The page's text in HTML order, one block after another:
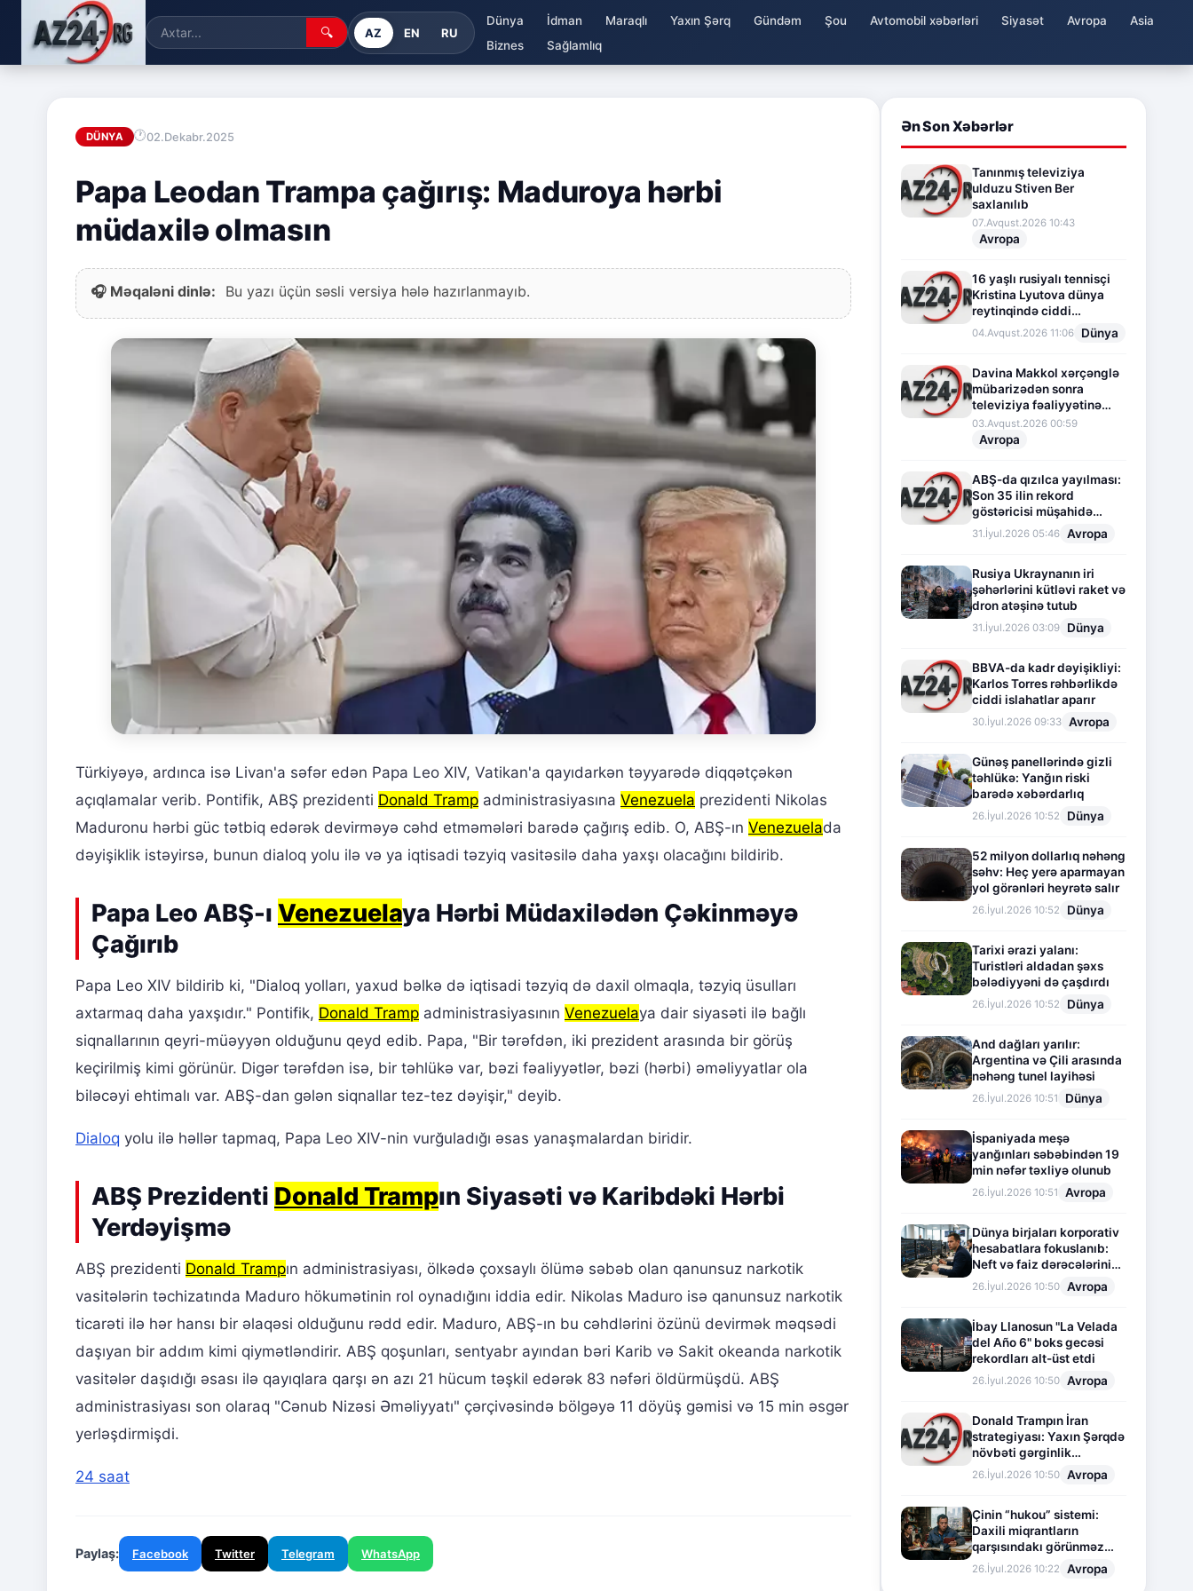
🔍 AZ EN RU
Dünya İdman Maraqlı Yaxın Şərq Gündəm Şou Avtomobil xəbərləri Siyasət Avropa
Asia
Biznes
Sağlamlıq
DÜNYA 02.Dekabr.2025
Papa Leodan Trampa çağırış: Maduroya hərbi
müdaxilə olmasın
🎧 Məqaləni dinlə: Bu yazı üçün səsli versiya hələ hazırlanmayıb.
Türkiyəyə, ardınca isə Livan'a səfər edən Papa Leo XIV, Vatikan'a qayıdarkən təyyarədə diqqətçəkən
açıqlamalar verib. Pontifik, ABŞ prezidenti Donald Tramp administrasiyasına Venezuela prezidenti Nikolas
Maduronu hərbi güc tətbiq edərək devirməyə cəhd etməmələri barədə çağırış edib. O, ABŞ-ın Venezuelada
dəyişiklik istəyirsə, bunun dialoq yolu ilə və ya iqtisadi təzyiq vasitəsilə daha yaxşı olacağını bildirib.
Papa Leo ABŞ-ı Venezuelaya Hərbi Müdaxilədən Çəkinməyə
Çağırıb
Papa Leo XIV bildirib ki, "Dialoq yolları, yaxud bəlkə də iqtisadi təzyiq də daxil olmaqla, təzyiq üsulları
axtarmaq daha yaxşıdır." Pontifik, Donald Tramp administrasiyasının Venezuelaya dair siyasəti ilə bağlı
siqnallarının qeyri-müəyyən olduğunu qeyd edib. Papa, "Bir tərəfdən, iki prezident arasında bir görüş
keçirilmiş kimi görünür. Digər tərəfdən isə, bir təhlükə var, bəzi fəaliyyətlər, bəzi (hərbi) əməliyyatlar ola
biləcəyi ehtimalı var. ABŞ-dan gələn siqnallar tez-tez dəyişir," deyib.
Dialoq yolu ilə həllər tapmaq, Papa Leo XIV-nin vurğuladığı əsas yanaşmalardan biridir.
ABŞ Prezidenti Donald Trampın Siyasəti və Karibdəki Hərbi
Yerdəyişmə
ABŞ prezidenti Donald Trampın administrasiyası, ölkədə çoxsaylı ölümə səbəb olan qanunsuz narkotik
vasitələrin təchizatında Maduro hökumətinin rol oynadığını iddia edir. Nikolas Maduro isə qanunsuz narkotik
ticarəti ilə hər hansı bir əlaqəsi olduğunu rədd edir. Maduro, ABŞ-ın bu cəhdlərini özünü devirmək məqsədi
daşıyan bir addım kimi qiymətləndirir. ABŞ qoşunları, sentyabr ayından bəri Karib və Sakit okeanda narkotik
vasitələr daşıdığı əsası ilə qayıqlara qarşı ən azı 21 hücum təşkil edərək 83 nəfəri öldürmüşdü. ABŞ
administrasiyası son olaraq "Cənub Nizəsi Əməliyyatı" çərçivəsində bölgəyə 11 döyüş gəmisi və 15 min əsgər
yerləşdirmişdi.
24 saat
Paylaş: Facebook Twitter Telegram WhatsApp
Ən Son Xəbərlər
Tanınmış televiziya
ulduzu Stiven Ber
saxlanılıb
07.Avqust.2026 10:43
Avropa
16 yaşlı rusiyalı tennisçi
Kristina Lyutova dünya
reytinqində ciddi
irəliləyişə imza atdı
04.Avqust.2026 11:06 Dünya
Davina Makkol xərçənglə
mübarizədən sonra
televiziya fəaliyyətinə
fasilə verir
03.Avqust.2026 00:59
Avropa
ABŞ-da qızılca yayılması:
Son 35 ilin rekord
göstəricisi müşahidə
olunur
31.İyul.2026 05:46 Avropa
Rusiya Ukraynanın iri
şəhərlərini kütləvi raket və
dron atəşinə tutub
31.İyul.2026 03:09 Dünya
BBVA-da kadr dəyişikliyi:
Karlos Torres rəhbərlikdə
ciddi islahatlar aparır
30.İyul.2026 09:33 Avropa
Günəş panellərində gizli
təhlükə: Yanğın riski
barədə xəbərdarlıq
26.İyul.2026 10:52 Dünya
52 milyon dollarlıq nəhəng
səhv: Heç yerə aparmayan
yol görənləri heyrətə salır
26.İyul.2026 10:52 Dünya
Tarixi ərazi yalanı:
Turistləri aldadan şəxs
bələdiyyəni də çaşdırdı
26.İyul.2026 10:52 Dünya
And dağları yarılır:
Argentina və Çili arasında
nəhəng tunel layihəsi
26.İyul.2026 10:51 Dünya
İspaniyada meşə
yanğınları səbəbindən 19
min nəfər təxliyə olunub
26.İyul.2026 10:51 Avropa
Dünya birjaları korporativ
hesabatlara fokuslanıb:
Neft və faiz dərəcələrinin
təsiri altında cari vəziyyət
26.İyul.2026 10:50 Avropa
İbay Llanosun "La Velada
del Año 6" boks gecəsi
rekordları alt-üst etdi
26.İyul.2026 10:50 Avropa
Donald Trampın İran
strategiyası: Yaxın Şərqdə
növbəti gərginlik
mərhələsi
26.İyul.2026 10:50 Avropa
Çinin “hukou” sistemi:
Daxili miqrantların
qarşısındakı görünməz
sədd
26.İyul.2026 10:22 Avropa